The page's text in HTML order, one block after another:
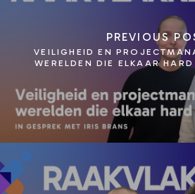
PREVIOUS
VEILIGHEID EN
WERELDEN DIE ELKAAR